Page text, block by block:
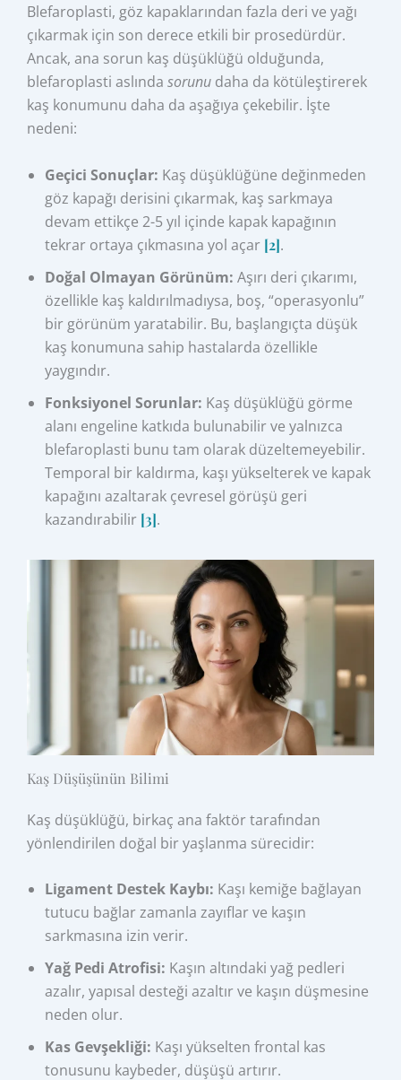
Blefaroplasti, göz kapaklarından fazla deri ve yağı
çıkarmak için son derece etkili bir prosedürdür.
Ancak, ana sorun kaş düşüklüğü olduğunda,
blefaroplasti aslındasorunu daha da kötüleştirerek
kaş konumunu daha da aşağıya çekebilir. İşte
nedeni:
Geçici Sonuçlar: Kaş düşüklüğüne değinmeden
göz kapağı derisini çıkarmak, kaş sarkmaya
devam ettikçe 2-5 yıl içinde kapak kapağının
tekrar ortaya çıkmasına yol açar [2].
Doğal Olmayan Görünüm: Aşırı deri çıkarımı,
özellikle kaş kaldırılmadıysa, boş, “operasyonlu”
bir görünüm yaratabilir. Bu, başlangıçta düşük
kaş konumuna sahip hastalarda özellikle
yaygındır.
Fonksiyonel Sorunlar: Kaş düşüklüğü görme
alanı engeline katkıda bulunabilir ve yalnızca
blefaroplasti bunu tam olarak düzeltemeyebilir.
Temporal bir kaldırma, kaşı yükselterek ve kapak
kapağını azaltarak çevresel görüşü geri
kazandırabilir [3].
Kaş Düşüşünün Bilimi
Kaş düşüklüğü, birkaç ana faktör tarafından
yönlendirilen doğal bir yaşlanma sürecidir:
Ligament Destek Kaybı: Kaşı kemiğe bağlayan
tutucu bağlar zamanla zayıflar ve kaşın
sarkmasına izin verir.
Yağ Pedi Atrofisi: Kaşın altındaki yağ pedleri
azalır, yapısal desteği azaltır ve kaşın düşmesine
neden olur.
Kas Gevşekliği: Kaşı yükselten frontal kas
tonusunu kaybeder, düşüşü artırır.